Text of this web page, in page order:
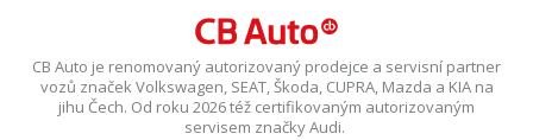
CB Auto je renomovaný autorizovaný prodejce a servisní partner
vozů značek Volkswagen, SEAT, Škoda, CUPRA, Mazda a KIA na
jihu Čech. Od roku 2026 též certifikovaným autorizovaným
servisem značky Audi.